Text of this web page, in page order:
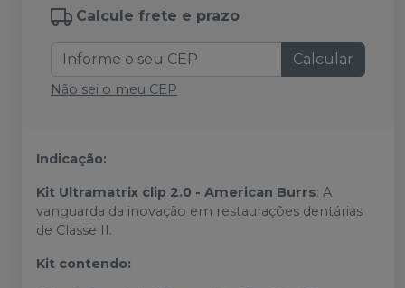
Calcule frete e prazo
Calcular
Não sei o meu CEP
Indicação:
Kit Ultramatrix clip 2.0 - American Burrs: A
vanguarda da inovação em restaurações dentárias
de Classe II.
Kit contendo: